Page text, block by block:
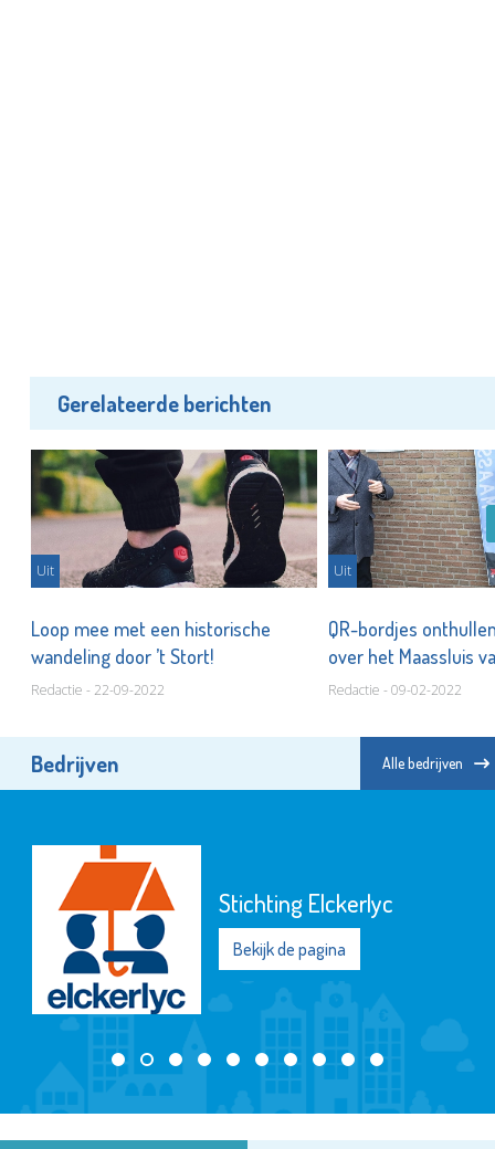
Gerelateerde berichten
Uit
Loop mee met een historische
wandeling door ’t Stort!
Redactie - 22-09-2022
Uit
QR-bordjes
over het Maassluis
Redactie - 09-02-2022
Bedrijven Alle bedrijven
Stichting Elckerlyc
Bekijk de pagina